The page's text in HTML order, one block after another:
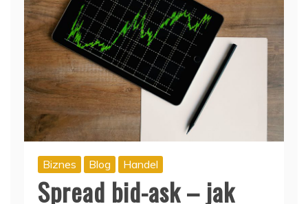
Biznes Blog Handel
Spread bid-ask – jak